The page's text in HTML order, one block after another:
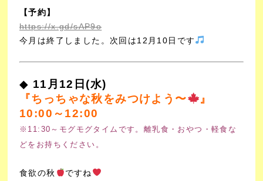
【予約】
https://x.gd/sAP9o
今月は終了しました。次回は12月10日です
◆ 11月12日(水)
『ちっちゃな秋をみつけよう〜 』
10:00～12:00
※11:30～モグモグタイムです。離乳食・おやつ・軽食な
どをお持ちください。
食欲の秋 ですね